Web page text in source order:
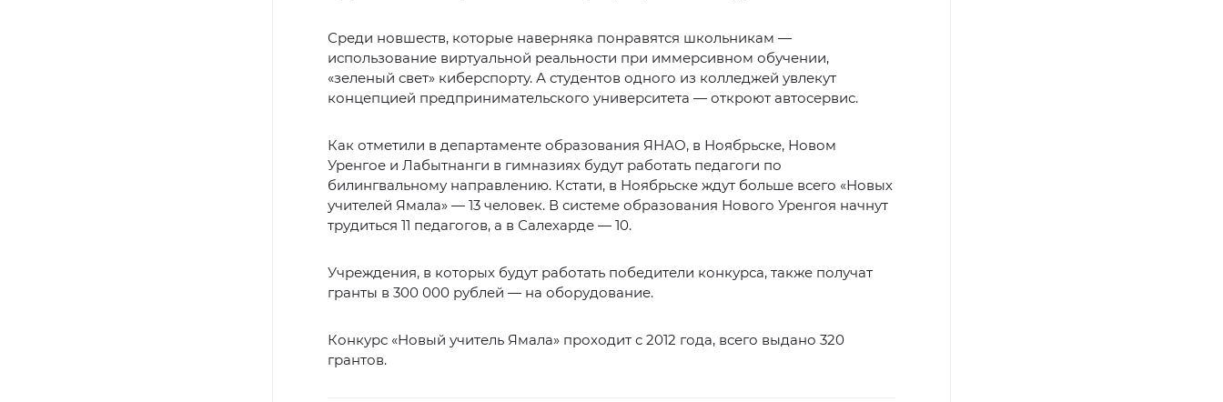
Среди новшеств, которые наверняка понравятся школьникам —
использование виртуальной реальности при иммерсивном обучении,
«зеленый свет» киберспорту. А студентов одного из колледжей увлекут
концепцией предпринимательского университета — откроют автосервис.
Как отметили в департаменте образования ЯНАО, в Ноябрьске, Новом
Уренгое и Лабытнанги в гимназиях будут работать педагоги по
билингвальному направлению. Кстати, в Ноябрьске ждут больше всего «Новых
учителей Ямала» — 13 человек. В системе образования Нового Уренгоя начнут
трудиться 11 педагогов, а в Салехарде — 10.
Учреждения, в которых будут работать победители конкурса, также получат
гранты в 300 000 рублей — на оборудование.
Конкурс «Новый учитель Ямала» проходит с 2012 года, всего выдано 320
грантов.